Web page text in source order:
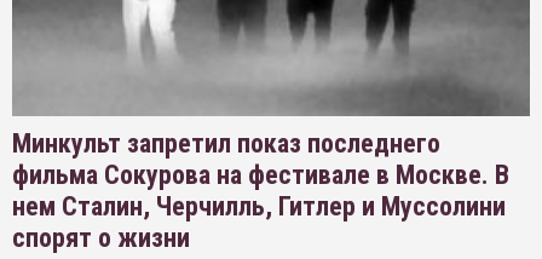
Минкульт запретил показ последнего
фильма Сокурова на фестивале в Москве. В
нем Сталин, Черчилль, Гитлер и Муссолини
спорят о жизни